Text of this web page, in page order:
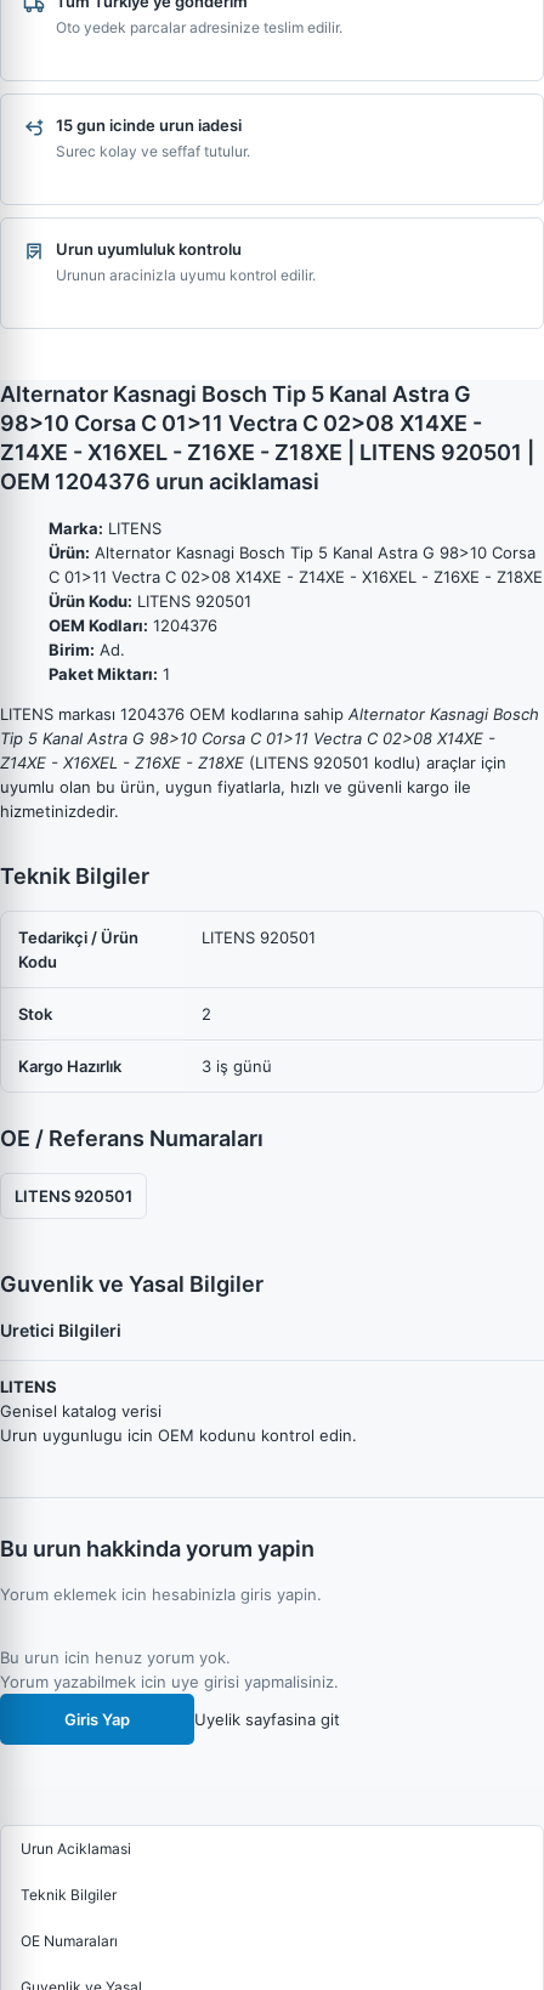
Oto yedek parcalar adresinize teslim edilir.
15 gun icinde urun iadesi
Surec kolay ve seffaf tutulur.
Urun uyumluluk kontrolu
Urunun aracinizla uyumu kontrol edilir.
Alternator Kasnagi Bosch Tip 5 Kanal Astra G
98>10 Corsa C 01>11 Vectra C 02>08 X14XE -
Z14XE - X16XEL - Z16XE - Z18XE | LITENS 920501 |
OEM 1204376 urun aciklamasi
Marka: LITENS
Ürün: Alternator Kasnagi Bosch Tip 5 Kanal Astra G 98>10 Corsa
C 01>11 Vectra C 02>08 X14XE - Z14XE - X16XEL - Z16XE - Z18XE
Ürün Kodu: LITENS 920501
OEM Kodları: 1204376
Birim: Ad.
Paket Miktarı: 1
LITENS markası 1204376 OEM kodlarına sahip Alternator Kasnagi Bosch
Tip 5 Kanal Astra G 98>10 Corsa C 01>11 Vectra C 02>08 X14XE -
Z14XE - X16XEL - Z16XE - Z18XE (LITENS 920501 kodlu) araçlar için
uyumlu olan bu ürün, uygun fiyatlarla, hızlı ve güvenli kargo ile
hizmetinizdedir.
Teknik Bilgiler
Tedarikçi / Ürün
Kodu
LITENS 920501
Stok 2
Kargo Hazırlık 3 iş günü
OE / Referans Numaraları
LITENS 920501
Guvenlik ve Yasal Bilgiler
Uretici Bilgileri
LITENS
Genisel katalog verisi
Urun uygunlugu icin OEM kodunu kontrol edin.
Bu urun hakkinda yorum yapin
Yorum eklemek icin hesabinizla giris yapin.
Bu urun icin henuz yorum yok.
Yorum yazabilmek icin uye girisi yapmalisiniz.
Giris Yap
Uyelik sayfasina git
Urun Aciklamasi
Teknik Bilgiler
OE Numaraları